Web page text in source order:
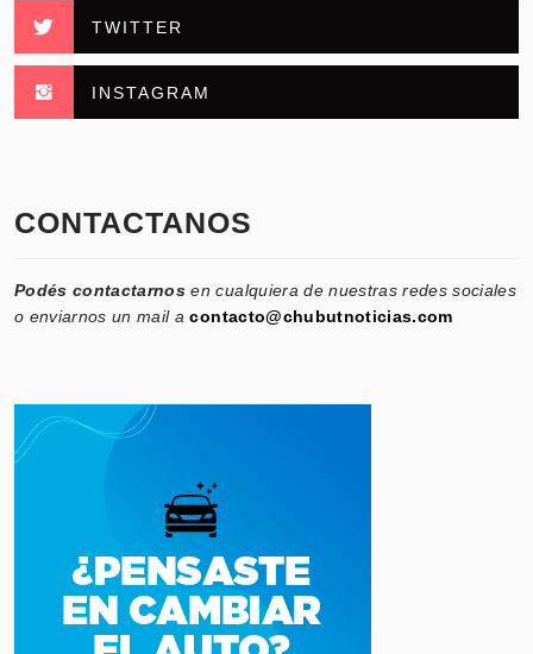
TWITTER
INSTAGRAM
CONTACTANOS
Podés contactarnos en cualquiera de nuestras redes sociales
o enviarnos un mail acontacto@chubutnoticias.com